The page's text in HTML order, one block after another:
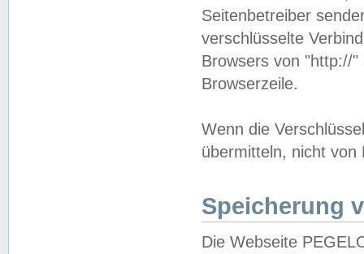
Seitenbetreiber
verschlüsselte
Browsers von "http://
Browserzeile.
Wenn die
übermitteln, nicht von
Speicherung
Die Webseite